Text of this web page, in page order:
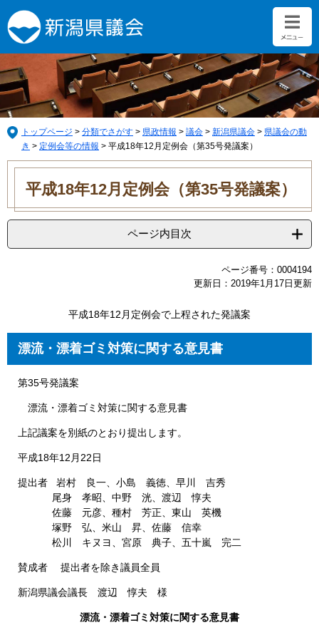
ー
ジ
の
先
頭
で
す。
ニ
ュ
ー
を
飛
ば
し
て
トップページ > 分類でさがす > 県政情報 > 議会 > 新潟県議会 > 県議会の動
き > 定例会等の情報 > 平成18年12月定例会（第35号発議案）
本
平成18年12月定例会（第35号発議案）
ページ内目次
ページ番号：0004194
更新日：2019年1月17日更新
平成18年12月定例会で上程された発議案
漂流・漂着ゴミ対策に関する意見書
第35号発議案
漂流・漂着ゴミ対策に関する意見書
上記議案を別紙のとおり提出します。
平成18年12月22日
提出者 岩村 良一、小島 義徳、早川 吉秀
尾身 孝昭、中野 洸、渡辺 惇夫
佐藤 元彦、種村 芳正、東山 英機
塚野 弘、米山 昇、佐藤 信幸
松川 キヌヨ、宮原 典子、五十嵐 完二
賛成者 提出者を除き議員全員
新潟県議会議長 渡辺 惇夫 様
漂流・漂着ゴミ対策に関する意見書